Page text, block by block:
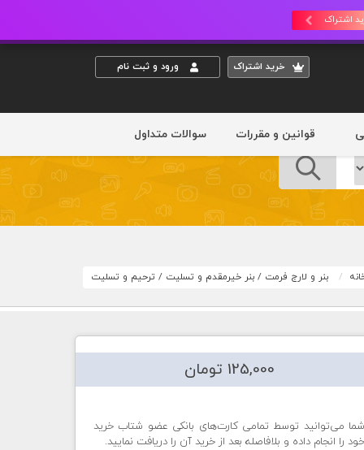
اشتراک
خريد اشتراک ورود و ثبت نام
قوانین و مقررات سوالات متداول
بنر و لارج فرمت / بنر خیرمقدم و تسلیت / ترحیم و تسلیت
125,000 تومان
شما می‌توانید توسط تمامی کارت‌های بانکی عضو شتاب خرید
خود را انجام داده و بلافاصله بعد از خرید آن را دریافت نمایید.